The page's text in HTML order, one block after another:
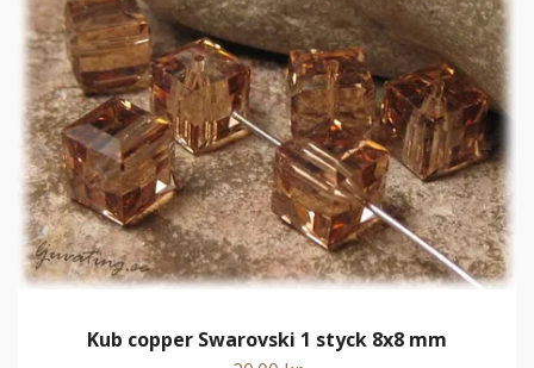
Kub copper Swarovski 1 styck 8x8 mm